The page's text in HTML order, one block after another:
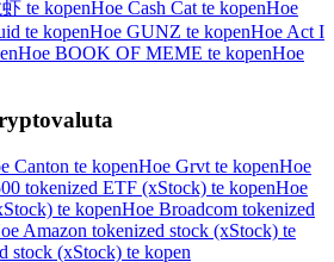
Download de
te kopenHoe Cash Cat te kopenHoe
te kopenHoe GUNZ te kopenHoe Act I
Hoe BOOK OF MEME te kopenHoe
Canton te kopenHoe Grvt te kopenHoe
tokenized ETF (xStock) te kopenHoe
te kopenHoe Broadcom tokenized
Amazon tokenized stock (xStock) te
stock (xStock) te kopen